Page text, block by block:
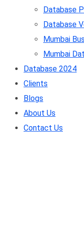
Database
Database
Mumbai
Mumbai
Database 2024
Clients
Blogs
About Us
Contact Us